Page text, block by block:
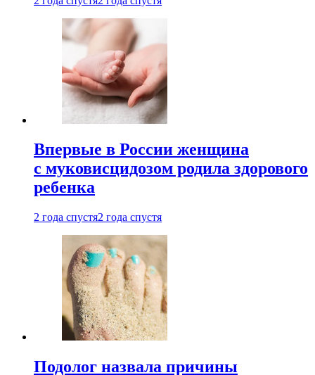
Впервые в России женщина
с муковисцидозом родила здорового
ребенка
2 года спустя2 года спустя
Подолог назвала причины